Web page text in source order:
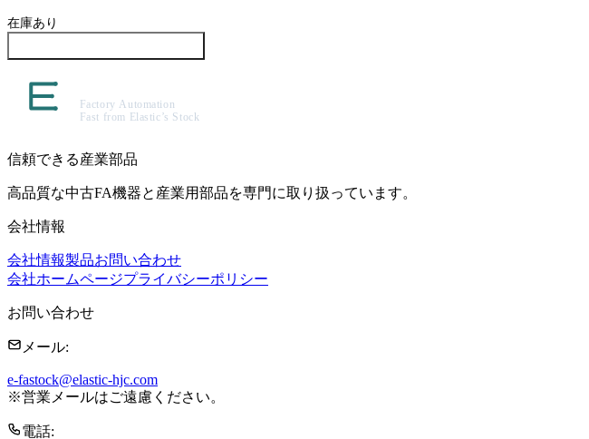
在庫あり
信頼できる産業部品
高品質な中古FA機器と産業用部品を専門に取り扱っています。
会社情報
会社情報製品お問い合わせ
会社ホームページプライバシーポリシー
お問い合わせ
メール:
e-fastock@elastic-hjc.com
※営業メールはご遠慮ください。
電話: